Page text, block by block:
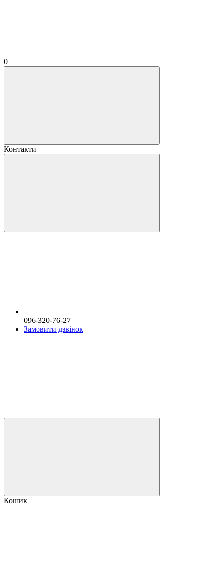
0
Контакти
096-320-76-27
Замовити дзвінок
Кошик